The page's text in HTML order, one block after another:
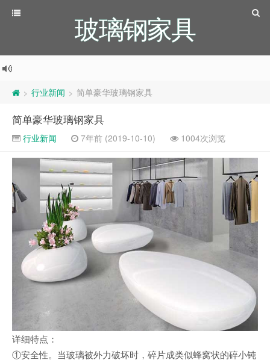
玻璃钢家具
> 行业新闻 > 简单豪华玻璃钢家具
简单豪华玻璃钢家具
行业新闻 7年前 (2019-10-10) 1004次浏览
详细特点：
①安全性。当玻璃被外力破坏时，碎片成类似蜂窝状的碎小钝